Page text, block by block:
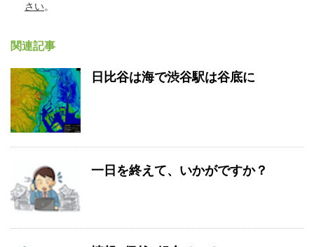
さい。
関連記事
日比谷は海で渋谷駅は谷底に
一日を終えて、いかがですか？